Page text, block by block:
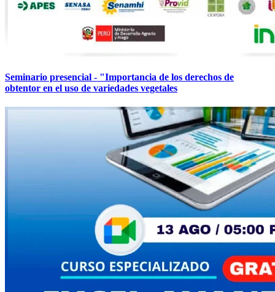
Seminario presencial - "Importancia de los derechos de
obtentor en el uso de variedades vegetales